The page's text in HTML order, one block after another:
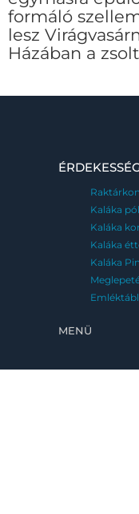
formáló
lesz
Házában a
Kaláka
Kaláka
Kaláka
Kaláka
MENÜ